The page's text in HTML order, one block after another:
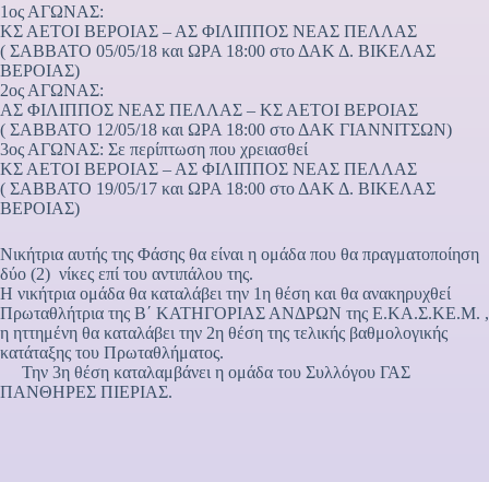
1ος ΑΓΩΝΑΣ:
ΚΣ ΑΕΤΟΙ ΒΕΡΟΙΑΣ – ΑΣ ΦΙΛΙΠΠΟΣ ΝΕΑΣ ΠΕΛΛΑΣ
( ΣΑΒΒΑΤΟ 05/05/18 και ΩΡΑ 18:00 στο ΔΑΚ Δ. ΒΙΚΕΛΑΣ
ΒΕΡΟΙΑΣ)
2ος ΑΓΩΝΑΣ:
ΑΣ ΦΙΛΙΠΠΟΣ ΝΕΑΣ ΠΕΛΛΑΣ – ΚΣ ΑΕΤΟΙ ΒΕΡΟΙΑΣ
( ΣΑΒΒΑΤΟ 12/05/18 και ΩΡΑ 18:00 στο ΔΑΚ ΓΙΑΝΝΙΤΣΩΝ)
3ος ΑΓΩΝΑΣ: Σε περίπτωση που χρειασθεί
ΚΣ ΑΕΤΟΙ ΒΕΡΟΙΑΣ – ΑΣ ΦΙΛΙΠΠΟΣ ΝΕΑΣ ΠΕΛΛΑΣ
( ΣΑΒΒΑΤΟ 19/05/17 και ΩΡΑ 18:00 στο ΔΑΚ Δ. ΒΙΚΕΛΑΣ
ΒΕΡΟΙΑΣ)
Νικήτρια αυτής της Φάσης θα είναι η ομάδα που θα πραγματοποίηση
δύο (2) νίκες επί του αντιπάλου της.
Η νικήτρια ομάδα θα καταλάβει την 1η θέση και θα ανακηρυχθεί
Πρωταθλήτρια της Β΄ ΚΑΤΗΓΟΡΙΑΣ ΑΝΔΡΩΝ της Ε.ΚΑ.Σ.ΚΕ.Μ. ,
η ηττημένη θα καταλάβει την 2η θέση της τελικής βαθμολογικής
κατάταξης του Πρωταθλήματος.
Την 3η θέση καταλαμβάνει η ομάδα του Συλλόγου ΓΑΣ
ΠΑΝΘΗΡΕΣ ΠΙΕΡΙΑΣ.